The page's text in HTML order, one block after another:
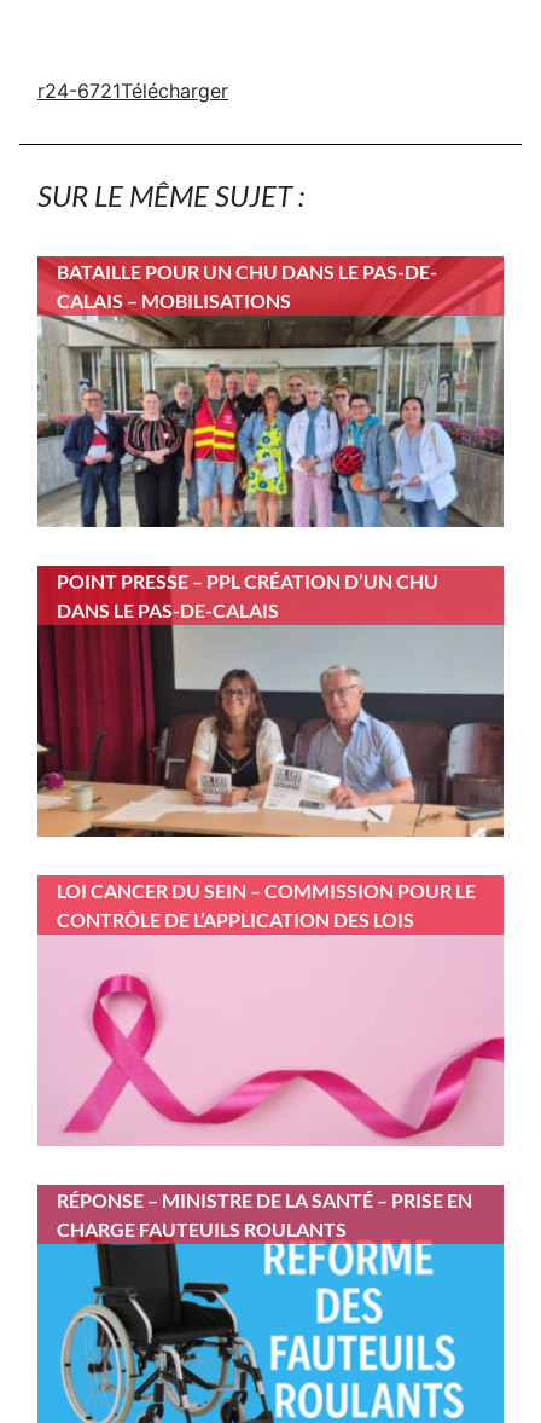
r24-6721Télécharger
SUR LE MÊME SUJET :
BATAILLE POUR UN CHU DANS LE PAS-DE-
CALAIS – MOBILISATIONS
POINT PRESSE – PPL CRÉATION D’UN CHU
DANS LE PAS-DE-CALAIS
LOI CANCER DU SEIN – COMMISSION POUR LE
CONTRÔLE DE L’APPLICATION DES LOIS
RÉPONSE – MINISTRE DE LA SANTÉ – PRISE EN
CHARGE FAUTEUILS ROULANTS